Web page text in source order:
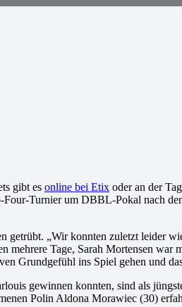
gibt es online bei Etix oder an der
Turnier um DBBL-Pokal nach
„Wir konnten zuletzt leider
Tage, Sarah Mortensen war
Grundgefühl ins Spiel gehen und
gewinnen konnten, sind als
Polin Aldona Morawiec (30)